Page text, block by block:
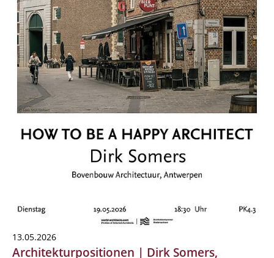
13.05.2026
Architekturpositionen | Dirk Somers,